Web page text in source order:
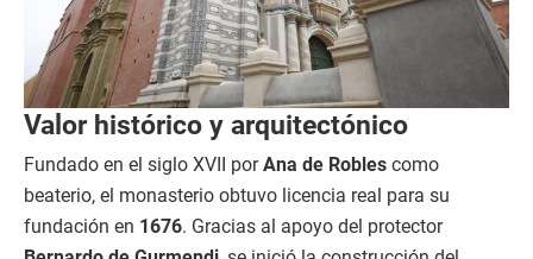
Valor histórico y arquitectónico
Fundado en el siglo XVII porAna de Robles como
beaterio, el monasterio obtuvo licencia real para su
fundación en 1676. Gracias al apoyo del protector